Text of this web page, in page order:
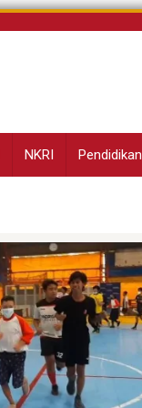
NKRI Pendidikan